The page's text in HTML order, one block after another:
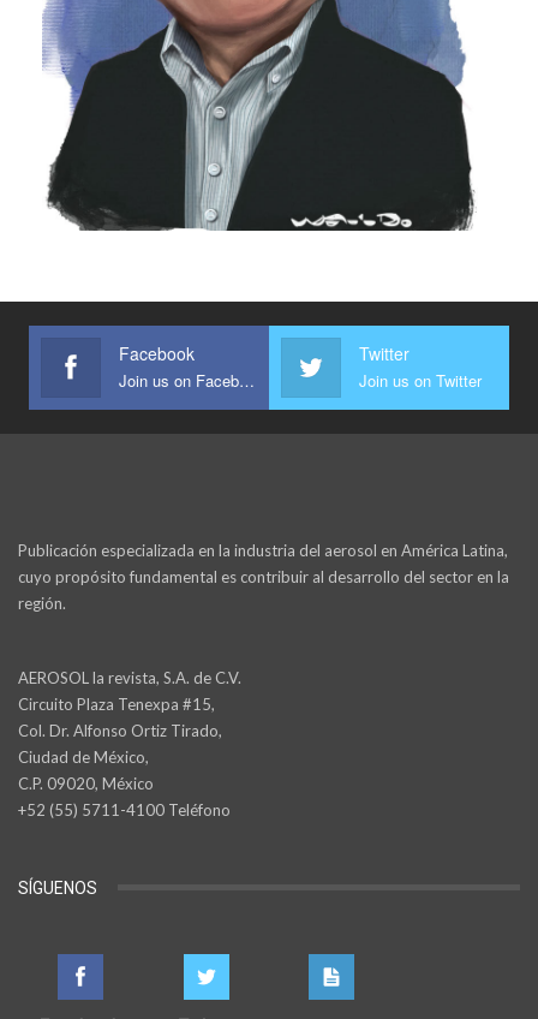
Facebook
Join us on Facebook
Twitter
Join us on Twitter
Publicación especializada en la industria del aerosol en América Latina,
cuyo propósito fundamental es contribuir al desarrollo del sector en la
región.
AEROSOL la revista, S.A. de C.V.
Circuito Plaza Tenexpa #15,
Col. Dr. Alfonso Ortiz Tirado,
Ciudad de México,
C.P. 09020, México
+52 (55) 5711-4100 Teléfono
SÍGUENOS